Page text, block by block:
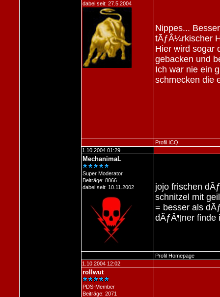
dabei seit: 27.5.2004
Nippes...
tÃƒÂ¼rkischer
Hier wird sogar
gebacken und
Ich war nie ein
schmecken die
Profil ICQ
1.10.2004 01:29
MechanimaL
Super Moderator
Beiträge: 8066
dabei seit: 10.11.2002
jojo frischen
schnitzel mit
= besser als
dÃƒÂ¶ner finde
Profil Homepage
1.10.2004 12:02
rollwut
PDS-Member
Beiträge: 2071